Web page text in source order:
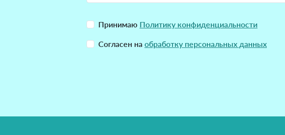
Принимаю Политику конфиденциальности
Согласен на обработку персональных данных